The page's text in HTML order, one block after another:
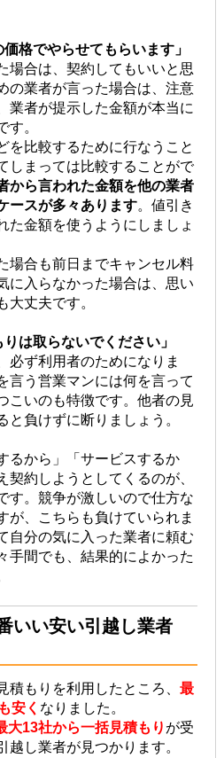
格でやらせてもらいます」
場合は、契約してもいいと思
の業者が言った場合は、注意
業者が提示した金額が本当に
す。
を比較するために行なうこと
しまっては比較することがで
から言われた金額を他の業者
ースが多々あります。値引き
た金額を使うようにしましょ
場合も前日までキャンセル料
に入らなかった場合は、思い
大丈夫です。
は取らないでください」
必ず利用者のためになりま
言う営業マンには何を言って
こいのも特徴です。他者の見
と負けずに断りましょう。
るから」「サービスするか
契約しようとしてくるのが、
す。競争が激しいので仕方な
が、こちらも負けていられま
自分の気に入った業者に頼む
手間でも、結果的によかった
いい安い引越し業者
積もりを利用したところ、 最
安く なりました。
大13社から一括見積もり が受
越し業者が見つかります。